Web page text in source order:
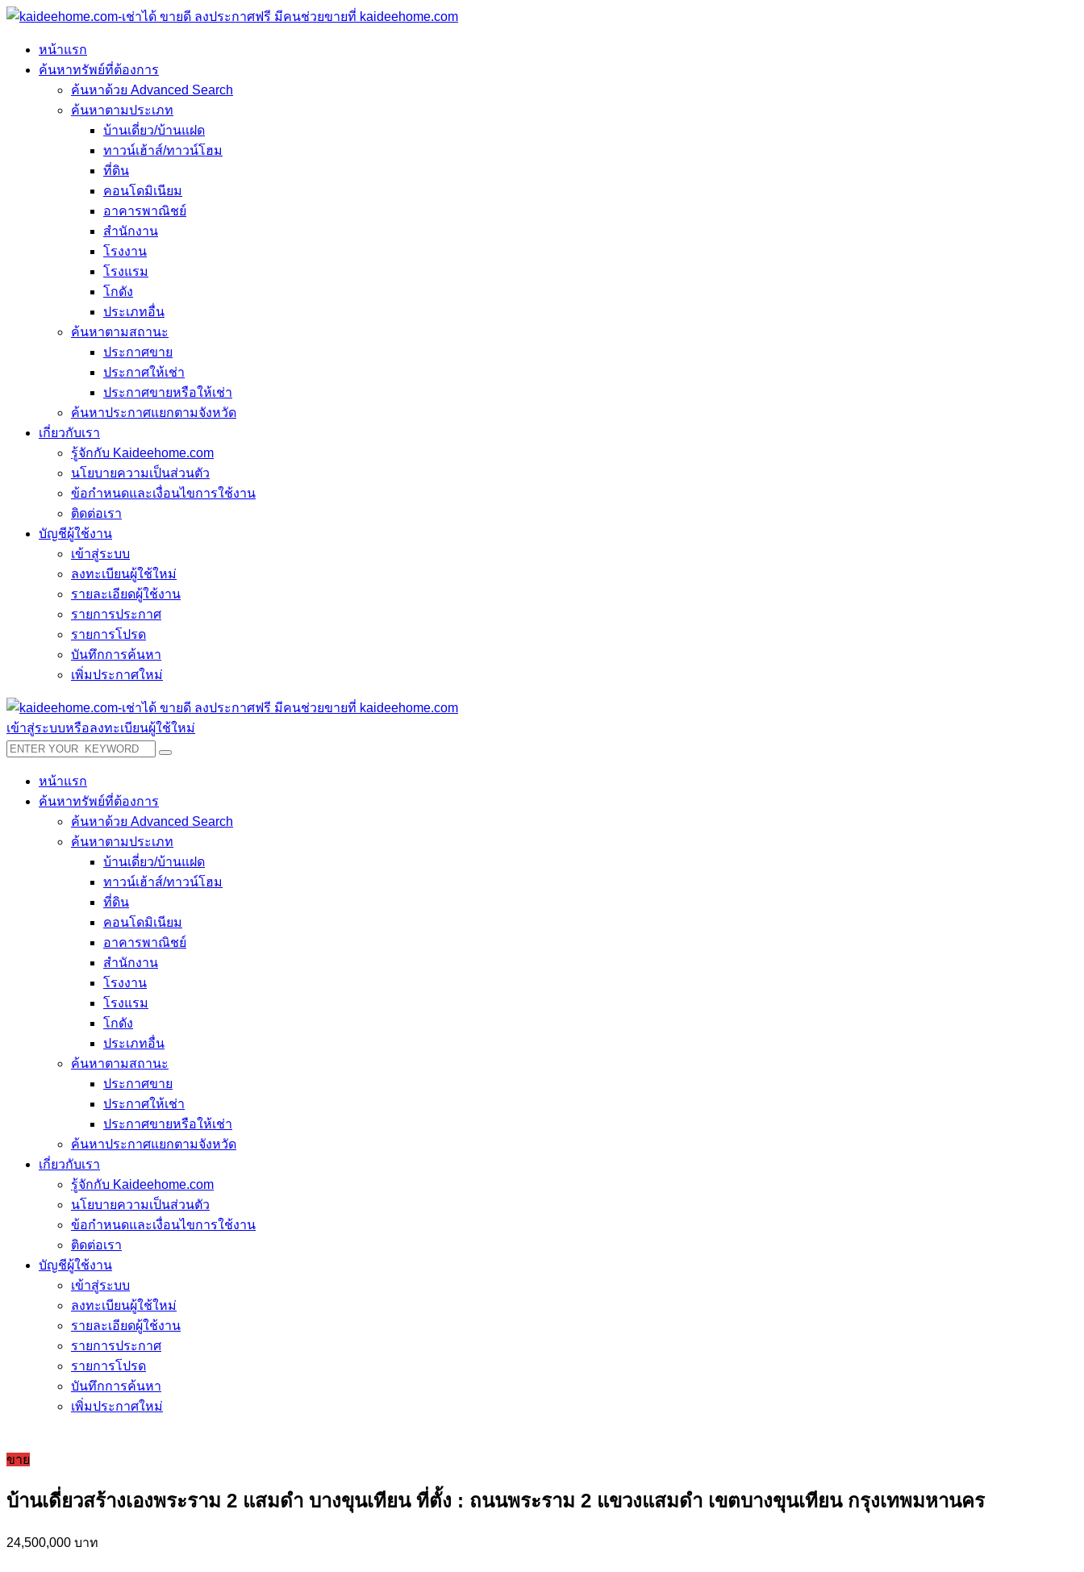
หน้าแรก
ค้นหาทรัพย์ที่ต้องการ
ค้นหาด้วย Advanced Search
ค้นหาตามประเภท
บ้านเดี่ยว/บ้านแฝด
ทาวน์เฮ้าส์/ทาวน์โฮม
ที่ดิน
คอนโดมิเนียม
อาคารพาณิชย์
สำนักงาน
โรงงาน
โรงแรม
โกดัง
ประเภทอื่น
ค้นหาตามสถานะ
ประกาศขาย
ประกาศให้เช่า
ประกาศขายหรือให้เช่า
ค้นหาประกาศแยกตามจังหวัด
เกี่ยวกับเรา
รู้จักกับ Kaideehome.com
นโยบายความเป็นส่วนตัว
ข้อกำหนดและเงื่อนไขการใช้งาน
ติดต่อเรา
บัญชีผู้ใช้งาน
เข้าสู่ระบบ
ลงทะเบียนผู้ใช้ใหม่
รายละเอียดผู้ใช้งาน
รายการประกาศ
รายการโปรด
บันทึกการค้นหา
เพิ่มประกาศใหม่
เข้าสู่ระบบหรือลงทะเบียนผู้ใช้ใหม่
หน้าแรก
ค้นหาทรัพย์ที่ต้องการ
ค้นหาด้วย Advanced Search
ค้นหาตามประเภท
บ้านเดี่ยว/บ้านแฝด
ทาวน์เฮ้าส์/ทาวน์โฮม
ที่ดิน
คอนโดมิเนียม
อาคารพาณิชย์
สำนักงาน
โรงงาน
โรงแรม
โกดัง
ประเภทอื่น
ค้นหาตามสถานะ
ประกาศขาย
ประกาศให้เช่า
ประกาศขายหรือให้เช่า
ค้นหาประกาศแยกตามจังหวัด
เกี่ยวกับเรา
รู้จักกับ Kaideehome.com
นโยบายความเป็นส่วนตัว
ข้อกำหนดและเงื่อนไขการใช้งาน
ติดต่อเรา
บัญชีผู้ใช้งาน
เข้าสู่ระบบ
ลงทะเบียนผู้ใช้ใหม่
รายละเอียดผู้ใช้งาน
รายการประกาศ
รายการโปรด
บันทึกการค้นหา
เพิ่มประกาศใหม่
ขาย
บ้านเดี่ยวสร้างเองพระราม 2 แสมดำ บางขุนเทียน ที่ตั้ง : ถนนพระราม 2 แขวงแสมดำ เขตบางขุนเทียน กรุงเทพมหานคร
24,500,000 บาท